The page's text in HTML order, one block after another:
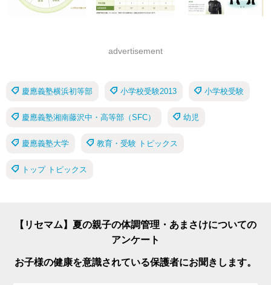
advertisement
慶應義塾横浜初等部 小学校受験2013 小学校受験
慶應義塾湘南藤沢中・高等部（SFC） 幼児
慶應義塾大学 教育・受験 トピックス
トップ トピックス
【リセマム】夏の親子の体調管理・あまさけについての
アンケート
お子様の健康を意識されている保護者にお聞きします。